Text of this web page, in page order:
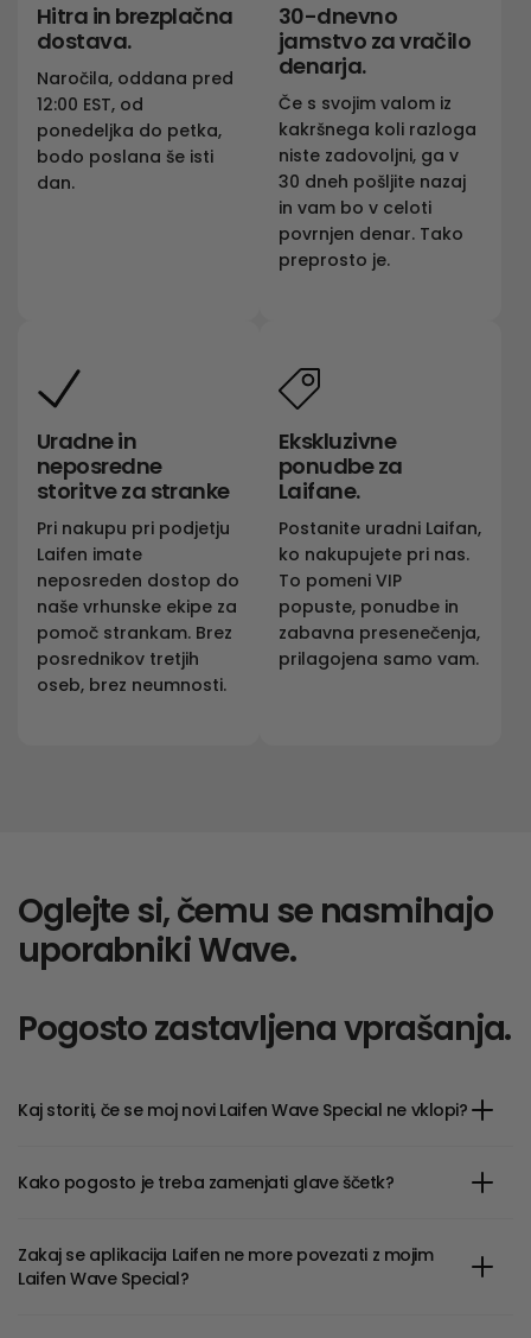
Hitra in brezplačna
dostava.
Naročila, oddana pred
12:00 EST, od
ponedeljka do petka,
bodo poslana še isti
dan.
30-dnevno
jamstvo za vračilo
denarja.
Če s svojim valom iz
kakršnega koli razloga
niste zadovoljni, ga v
30 dneh pošljite nazaj
in vam bo v celoti
povrnjen denar. Tako
preprosto je.
Uradne in
neposredne
storitve za stranke
Pri nakupu pri podjetju
Laifen imate
neposreden dostop do
naše vrhunske ekipe za
pomoč strankam. Brez
posrednikov tretjih
oseb, brez neumnosti.
Ekskluzivne
ponudbe za
Laifane.
Postanite uradni Laifan,
ko nakupujete pri nas.
To pomeni VIP
popuste, ponudbe in
zabavna presenečenja,
prilagojena samo vam.
Oglejte si, čemu se nasmihajo
uporabniki Wave.
Pogosto zastavljena vprašanja.
Kaj storiti, če se moj novi Laifen Wave Special ne vklopi?
Kako pogosto je treba zamenjati glave ščetk?
Zakaj se aplikacija Laifen ne more povezati z mojim
Laifen Wave Special?